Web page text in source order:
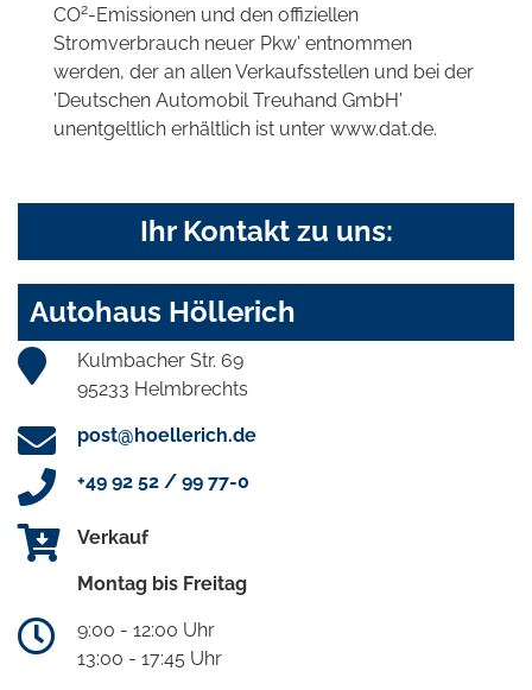
CO2-Emissionen und den offiziellen
Stromverbrauch neuer Pkw' entnommen
werden, der an allen Verkaufsstellen und bei der
'Deutschen Automobil Treuhand GmbH'
unentgeltlich erhältlich ist unter www.dat.de.
Ihr Kontakt zu uns:
Autohaus Höllerich
Kulmbacher Str. 69
95233 Helmbrechts
post@hoellerich.de
+49 92 52 / 99 77-0
Verkauf
Montag bis Freitag
9:00 - 12:00 Uhr
13:00 - 17:45 Uhr